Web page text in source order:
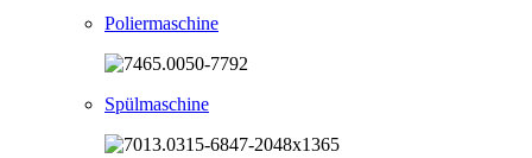
Poliermaschine
Spülmaschine